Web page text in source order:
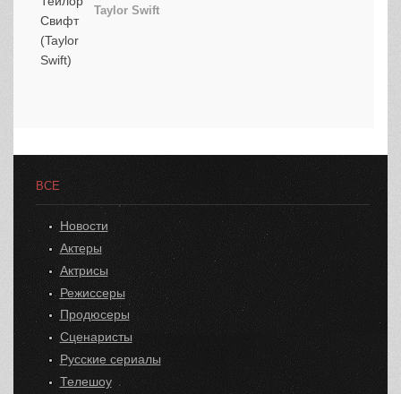
Taylor Swift
ВСЕ
Новости
Актеры
Актрисы
Режиссеры
Продюсеры
Сценаристы
Русские сериалы
Телешоу